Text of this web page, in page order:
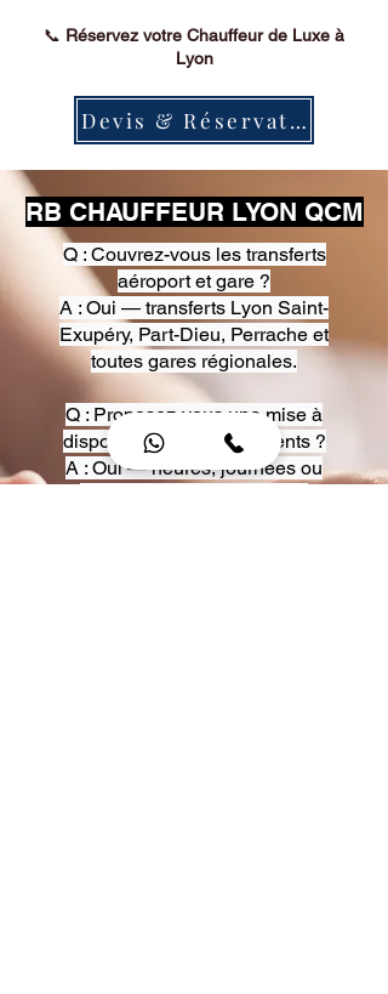
📞 Réservez votre Chauffeur de Luxe à
Lyon
Devis & Réservation
RB CHAUFFEUR LYON QCM
Q : Couvrez-vous les transferts
aéroport et gare ?
A : Oui — transferts Lyon Saint-
Exupéry, Part-Dieu, Perrache et
toutes gares régionales.
Q : Proposez-vous une mise à
disposition pour événements ?
A : Oui — heures, journées ou